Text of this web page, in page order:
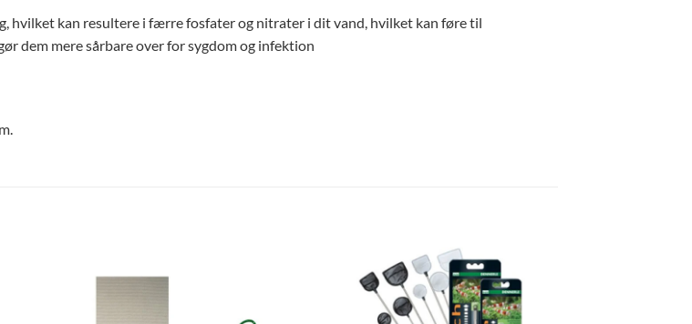
hvilket kan resultere i færre fosfater og nitrater i dit vand, hvilket kan føre til
dem mere sårbare over for sygdom og infektion